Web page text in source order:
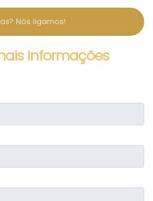
Nós ligamos!
Informações